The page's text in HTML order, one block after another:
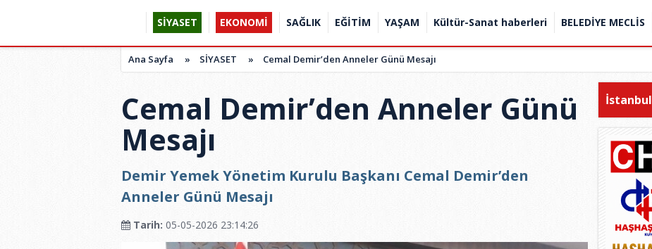
SİYASET EKONOMİ SAĞLIK EĞİTİM YAŞAM Kültür-Sanat haberleri BELEDİYE MECLİS
Ana Sayfa » SİYASET » Cemal Demir’den Anneler Günü Mesajı
Cemal Demir’den Anneler Günü
Mesajı
Demir Yemek Yönetim Kurulu Başkanı Cemal Demir’den
Anneler Günü Mesajı
Tarih: 05-05-2026 23:14:26
İstanbul